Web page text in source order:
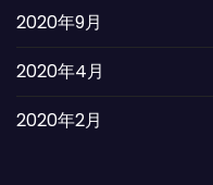
2020年9月
2020年4月
2020年2月